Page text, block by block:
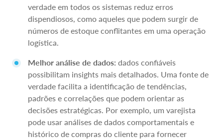
verdade em todos os sistemas reduz erros
dispendiosos, como aqueles que podem surgir de
números de estoque conflitantes em uma operação
logística.
Melhor análise de dados: dados confiáveis
possibilitam insights mais detalhados. Uma fonte de
verdade facilita a identificação de tendências,
padrões e correlações que podem orientar as
decisões estratégicas. Por exemplo, um varejista
pode usar análises de dados comportamentais e
histórico de compras do cliente para fornecer